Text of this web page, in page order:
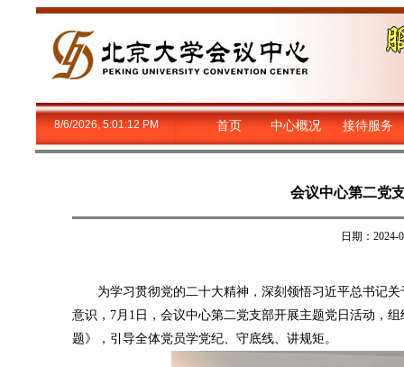
8/6/2026, 5:01:12 PM 首页 中心概况 接待服务
会议中心第二党
日期：
为学习贯彻党的二十大精神，深刻领悟习近平总书记关
意识，7月1日，会议中心第二党支部开展主题党日活动，
题》，引导全体党员学党纪、守底线、讲规矩。